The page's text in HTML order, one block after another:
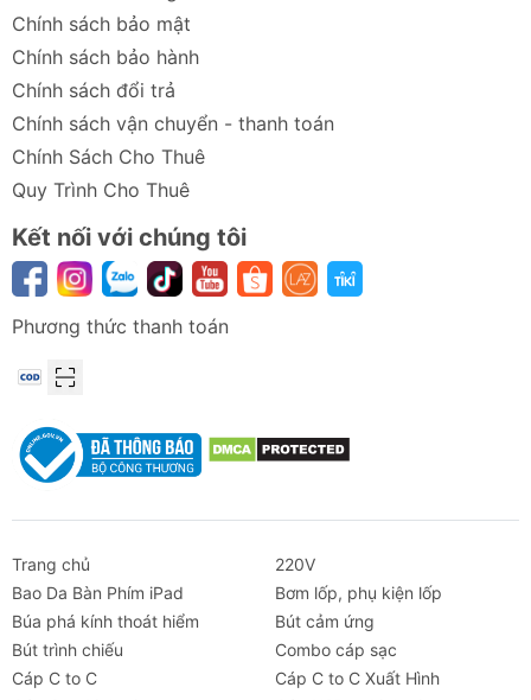
Chính sách bảo mật
Chính sách bảo hành
Chính sách đổi trả
Chính sách vận chuyển - thanh toán
Chính Sách Cho Thuê
Quy Trình Cho Thuê
Kết nối với chúng tôi
Phương thức thanh toán
Trang chủ
220V
Bao Da Bàn Phím iPad
Bơm lốp, phụ kiện lốp
Búa phá kính thoát hiểm
Bút cảm ứng
Bút trình chiếu
Combo cáp sạc
Cáp C to C
Cáp C to C Xuất Hình